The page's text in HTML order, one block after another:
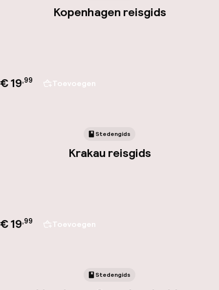
Kopenhagen reisgids
€ 19,99 Toevoegen
Stedengids
Krakau reisgids
€ 19,99 Toevoegen
Stedengids